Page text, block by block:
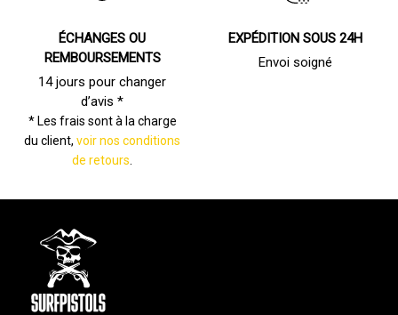
ÉCHANGES OU
REMBOURSEMENTS
14 jours pour changer
d’avis *
* Les frais sont à la charge
du client,voir nos conditions
de retours.
EXPÉDITION SOUS 24H
Envoi soigné